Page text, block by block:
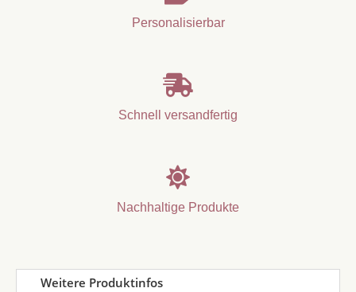
Personalisierbar

Schnell versandfertig

Nachhaltige Produkte
Weitere Produktinfos